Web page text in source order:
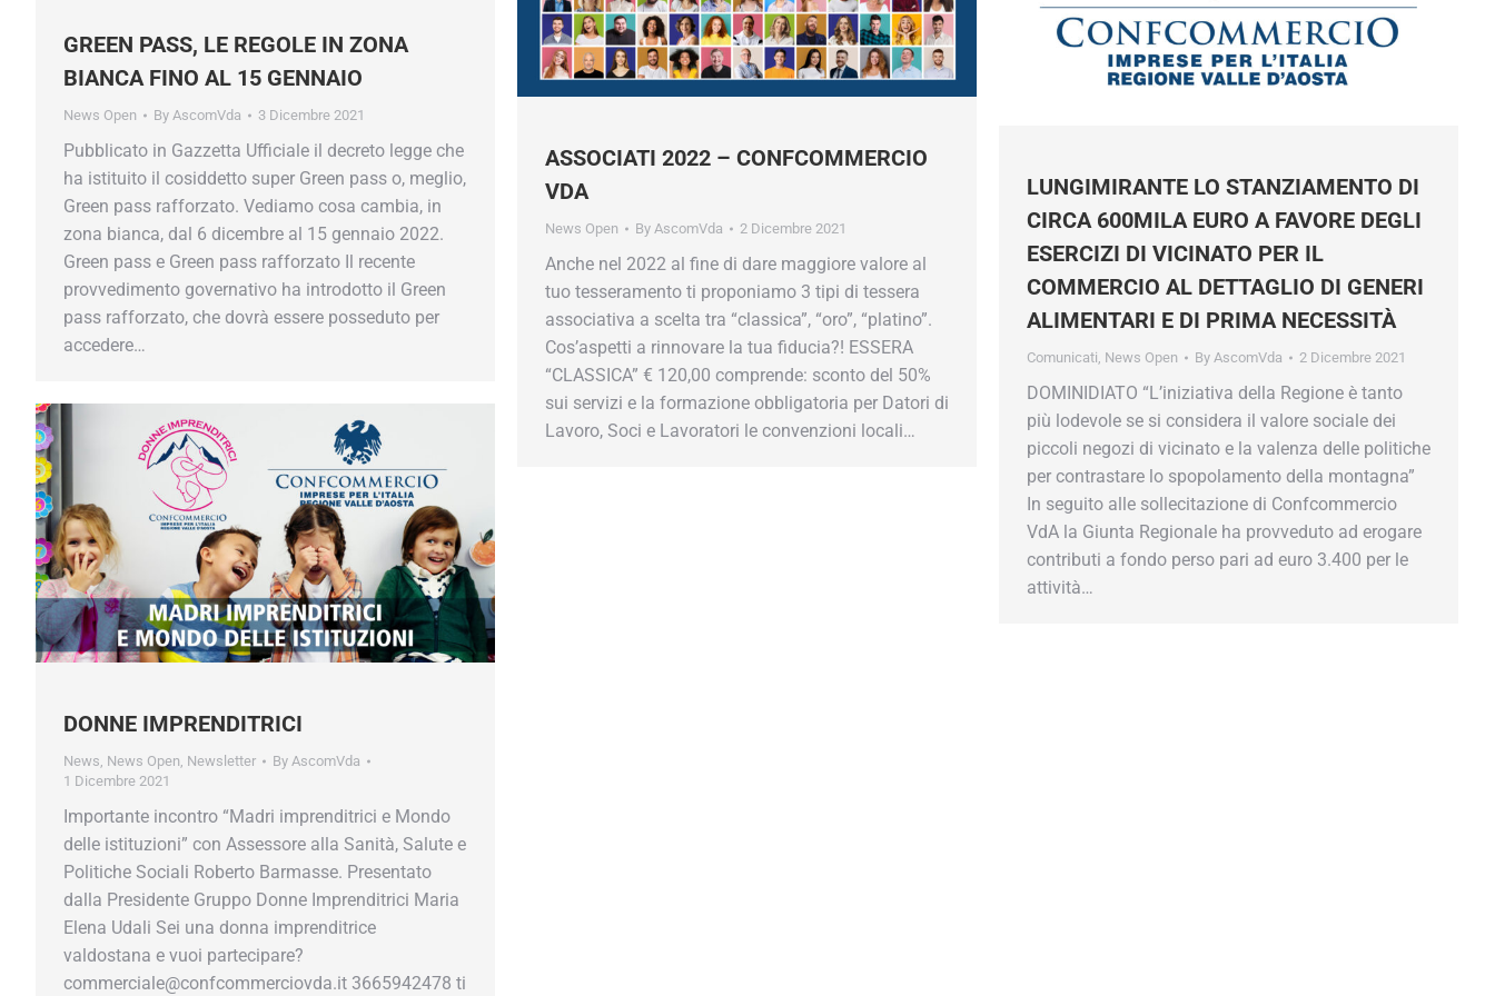
GREEN PASS, LE REGOLE IN ZONA
BIANCA FINO AL 15 GENNAIO
News Open ByAscomVda 3 Dicembre 2021
Pubblicato in Gazzetta Ufficiale il decreto legge che
ha istituito il cosiddetto super Green pass o, meglio,
Green pass rafforzato. Vediamo cosa cambia, in
zona bianca, dal 6 dicembre al 15 gennaio 2022.
Green pass e Green pass rafforzato Il recente
provvedimento governativo ha introdotto il Green
pass rafforzato, che dovrà essere posseduto per
accedere…
ASSOCIATI 2022 – CONFCOMMERCIO
VDA
News Open ByAscomVda 2 Dicembre 2021
Anche nel 2022 al fine di dare maggiore valore al
tuo tesseramento ti proponiamo 3 tipi di tessera
associativa a scelta tra “classica”, “oro”, “platino”.
Cos’aspetti a rinnovare la tua fiducia?! ESSERA
“CLASSICA” € 120,00 comprende: sconto del 50%
sui servizi e la formazione obbligatoria per Datori di
Lavoro, Soci e Lavoratori le convenzioni locali…
LUNGIMIRANTE LO STANZIAMENTO DI
CIRCA 600MILA EURO A FAVORE DEGLI
ESERCIZI DI VICINATO PER IL
COMMERCIO AL DETTAGLIO DI GENERI
ALIMENTARI E DI PRIMA NECESSITÀ
Comunicati,News Open ByAscomVda 2 Dicembre 2021
DOMINIDIATO “L’iniziativa della Regione è tanto
più lodevole se si considera il valore sociale dei
piccoli negozi di vicinato e la valenza delle politiche
per contrastare lo spopolamento della montagna”
In seguito alle sollecitazione di Confcommercio
VdA la Giunta Regionale ha provveduto ad erogare
contributi a fondo perso pari ad euro 3.400 per le
attività…
DONNE IMPRENDITRICI
News,News Open,Newsletter ByAscomVda
1 Dicembre 2021
Importante incontro “Madri imprenditrici e Mondo
delle istituzioni” con Assessore alla Sanità, Salute e
Politiche Sociali Roberto Barmasse. Presentato
dalla Presidente Gruppo Donne Imprenditrici Maria
Elena Udali Sei una donna imprenditrice
valdostana e vuoi partecipare?
commerciale@confcommerciovda.it 3665942478 ti